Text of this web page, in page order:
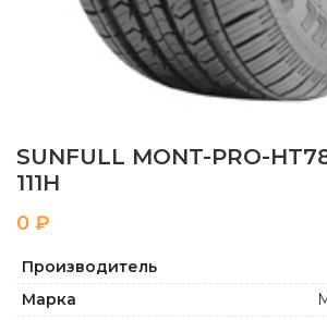
SUNFULL MONT-PRO-
111H
₽
Производитель
Марка